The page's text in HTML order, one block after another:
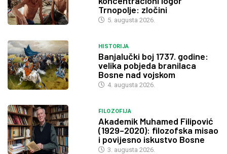
Trnopolje: zločini
5. augusta 2026.
HISTORIJA
Banjalučki boj 1737. godine:
velika pobjeda branilaca
Bosne nad vojskom
4. augusta 2026.
FILOZOFIJA
Akademik Muhamed Filipović
(1929–2020): filozofska misao
i povijesno iskustvo Bosne
3. augusta 2026.